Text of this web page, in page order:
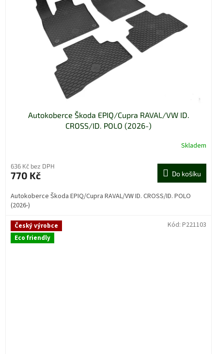
Autokoberce Škoda EPIQ/Cupra RAVAL/VW ID.
CROSS/ID. POLO (2026-)
Skladem
636 Kč bez DPH
770 Kč Do košíku
Autokoberce Škoda EPIQ/Cupra RAVAL/VW ID. CROSS/ID. POLO
(2026-)
Český výrobce
Eco friendly
Kód: P221103